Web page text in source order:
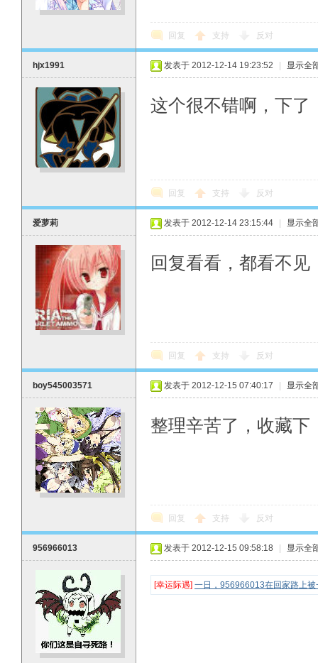
回复 支持 反对
hjx1991 发表于 2012-12-14 19:23:52 显示全
这个很不错啊，下了
回复 支持 反对
爱萝莉 发表于 2012-12-14 23:15:44 显示全
回复看看，都看不见
回复 支持 反对
boy545003571 发表于 2012-12-15 07:40:17 显示全
整理辛苦了，收藏下
回复 支持 反对
956966013 发表于 2012-12-15 09:58:18 显示全
[幸运际遇] 一日，956966013在回家路上被